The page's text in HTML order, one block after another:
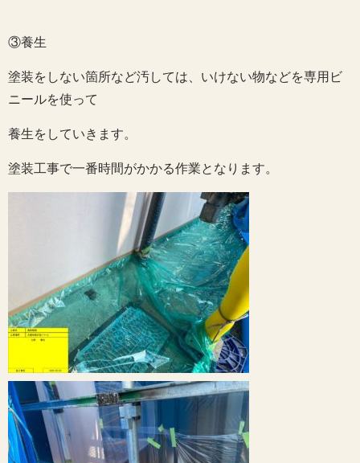
③養生
塗装をしない箇所など汚しては、いけない物などを専用ビ
ニールを使って
養生をしていきます。
塗装工事で一番時間がかかる作業となります。